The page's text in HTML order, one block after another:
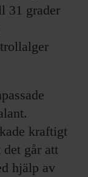
31 grader
kraftigt
går att
hjälp av